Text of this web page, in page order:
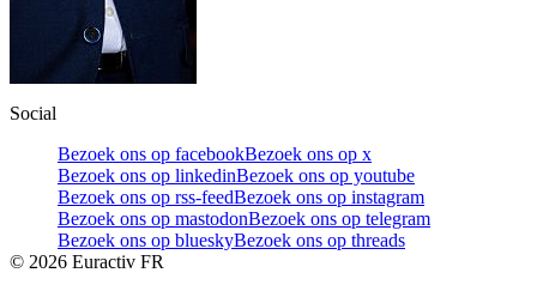
Social
Bezoek ons op facebookBezoek ons op x
Bezoek ons op linkedinBezoek ons op youtube
Bezoek ons op rss-feedBezoek ons op instagram
Bezoek ons op mastodonBezoek ons op telegram
Bezoek ons op blueskyBezoek ons op threads
© 2026 Euractiv FR